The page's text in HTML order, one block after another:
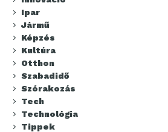
Ipar
Jármű
Képzés
Kultúra
Otthon
Szabadidő
Szórakozás
Tech
Technológia
Tippek